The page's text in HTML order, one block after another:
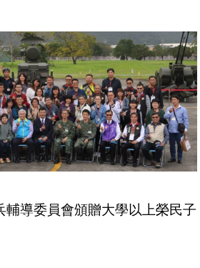
輔導委員會頒贈大學以上榮民子